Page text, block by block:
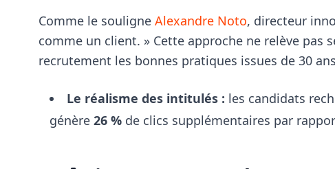
Comme le souligne Alexandre Noto, directeur
comme un client. » Cette approche ne relève
recrutement les bonnes pratiques issues de 30
Le réalisme des intitulés : les candidats
génère 26 % de clics supplémentaires par